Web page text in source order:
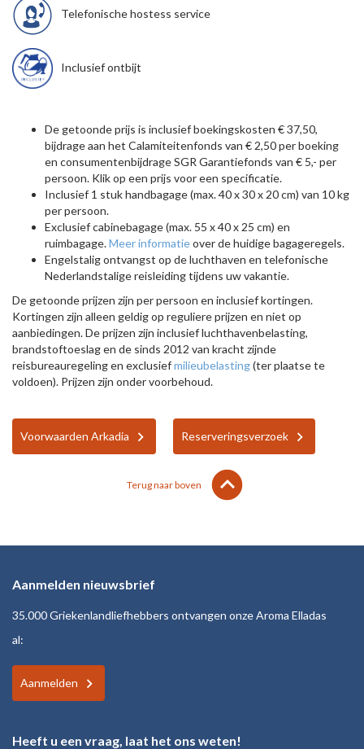
Telefonische hostess service
Inclusief ontbijt
De getoonde prijs is inclusief boekingskosten € 37,50,
bijdrage aan het Calamiteitenfonds van € 2,50 per boeking
en consumentenbijdrage SGR Garantiefonds van € 5,- per
persoon. Klik op een prijs voor een specificatie.
Inclusief 1 stuk handbagage (max. 40 x 30 x 20 cm) van 10 kg
per persoon.
Exclusief cabinebagage (max. 55 x 40 x 25 cm) en
ruimbagage.Meer informatieover de huidige bagageregels.
Engelstalig ontvangst op de luchthaven en telefonische
Nederlandstalige reisleiding tijdens uw vakantie.
De getoonde prijzen zijn per persoon en inclusief kortingen.
Kortingen zijn alleen geldig op reguliere prijzen en niet op
aanbiedingen. De prijzen zijn inclusief luchthavenbelasting,
brandstoftoeslag en de sinds 2012 van kracht zijnde
reisbureauregeling en exclusiefmilieubelasting(ter plaatse te
voldoen). Prijzen zijn onder voorbehoud.
Voorwaarden Arkadia Reserveringsverzoek
Terug naar boven lens
keyboard_arrow_up
Aanmelden nieuwsbrief
35.000 Griekenlandliefhebbers ontvangen onze Aroma Elladas
al:
Aanmelden
Heeft u een vraag, laat het ons weten!